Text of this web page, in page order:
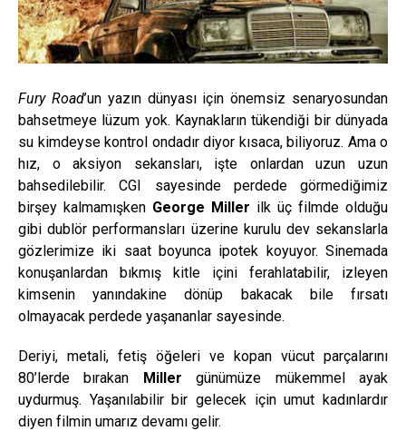
Fury Road’un yazın dünyası için önemsiz senaryosundan
bahsetmeye lüzum yok. Kaynakların tükendiği bir dünyada
su kimdeyse kontrol ondadır diyor kısaca, biliyoruz. Ama o
hız, o aksiyon sekansları, işte onlardan uzun uzun
bahsedilebilir. CGI sayesinde perdede görmediğimiz
birşey kalmamışken George Miller ilk üç filmde olduğu
gibi dublör performansları üzerine kurulu dev sekanslarla
gözlerimize iki saat boyunca ipotek koyuyor. Sinemada
konuşanlardan bıkmış kitle içini ferahlatabilir, izleyen
kimsenin yanındakine dönüp bakacak bile fırsatı
olmayacak perdede yaşananlar sayesinde.
Deriyi, metali, fetiş öğeleri ve kopan vücut parçalarını
80’lerde bırakan Miller günümüze mükemmel ayak
uydurmuş. Yaşanılabilir bir gelecek için umut kadınlardır
diyen filmin umarız devamı gelir.